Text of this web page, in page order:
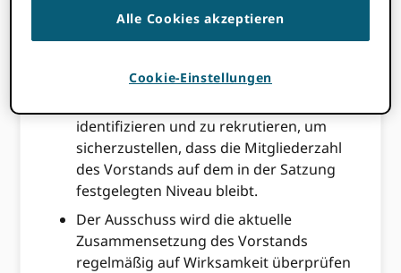
Ausschusses stehen oder vom Vorstand von
Zeit zu Zeit zugewiesen werden. Speziell:
Der Ausschuss ist bestrebt, bei Bedarf
identifizieren und zu rekrutieren, um
sicherzustellen, dass die Mitgliederzahl
des Vorstands auf dem in der Satzung
festgelegten Niveau bleibt.
Der Ausschuss wird die aktuelle
Zusammensetzung des Vorstands
regelmäßig auf Wirksamkeit überprüfen
Alle Cookies akzeptieren
Cookie-Einstellungen